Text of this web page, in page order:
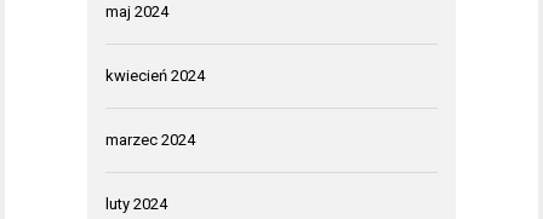
maj 2024
kwiecień 2024
marzec 2024
luty 2024